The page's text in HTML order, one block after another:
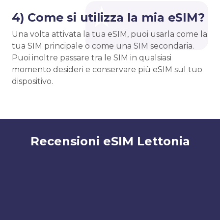
4) Come si utilizza la mia eSIM?
Una volta attivata la tua eSIM, puoi usarla come la
tua SIM principale o come una SIM secondaria.
Puoi inoltre passare tra le SIM in qualsiasi
momento desideri e conservare più eSIM sul tuo
dispositivo.
Recensioni eSIM Lettonia